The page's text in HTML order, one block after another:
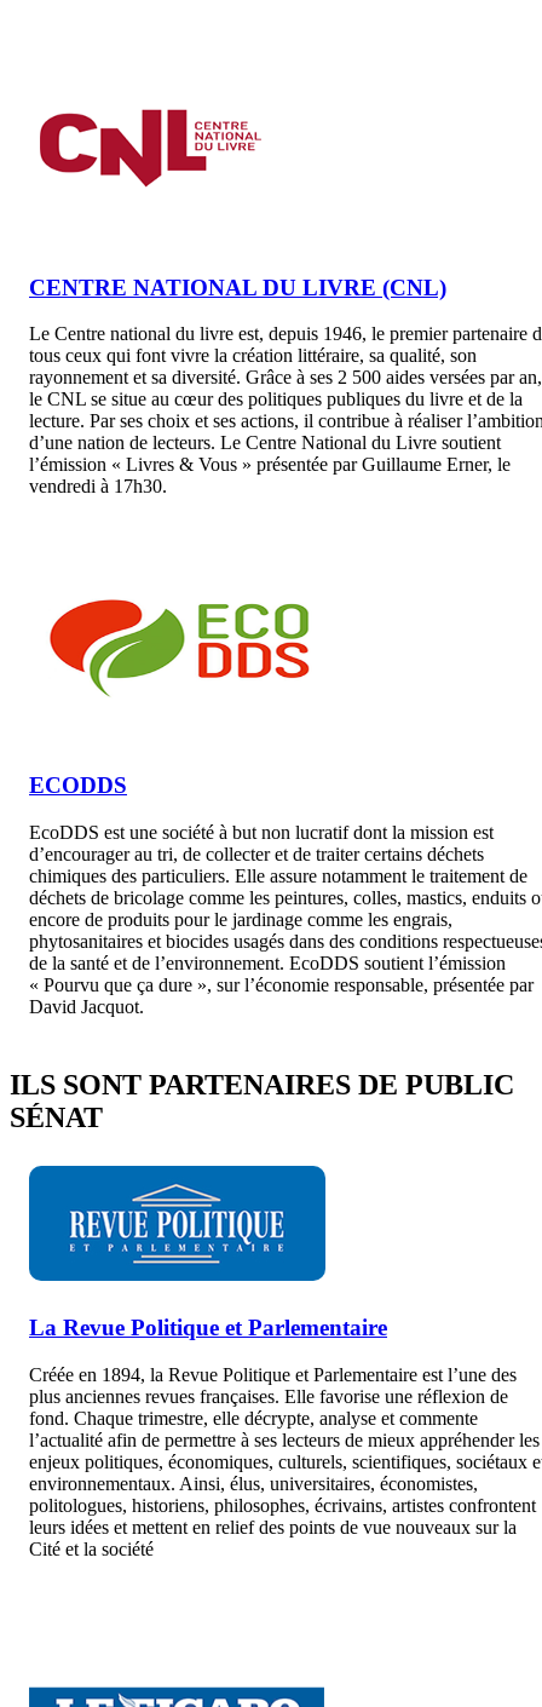
CENTRE NATIONAL DU LIVRE (CNL)
Le Centre national du livre est, depuis 1946, le premier partenaire
tous ceux qui font vivre la création littéraire, sa qualité, son
rayonnement et sa diversité. Grâce à ses 2 500 aides versées par an,
le CNL se situe au cœur des politiques publiques du livre et de la
lecture. Par ses choix et ses actions, il contribue à réaliser
d’une nation de lecteurs. Le Centre National du Livre soutient
l’émission « Livres & Vous » présentée par Guillaume Erner, le
vendredi à 17h30.
ECODDS
EcoDDS est une société à but non lucratif dont la mission est
d’encourager au tri, de collecter et de traiter certains déchets
chimiques des particuliers. Elle assure notamment le traitement de
déchets de bricolage comme les peintures, colles, mastics, enduits
encore de produits pour le jardinage comme les engrais,
phytosanitaires et biocides usagés dans des conditions
de la santé et de l’environnement. EcoDDS soutient l’émission
« Pourvu que ça dure », sur l’économie responsable, présentée par
David Jacquot.
ILS SONT PARTENAIRES DE PUBLIC
SÉNAT
La Revue Politique et Parlementaire
Créée en 1894, la Revue Politique et Parlementaire est l’une des
plus anciennes revues françaises. Elle favorise une réflexion de
fond. Chaque trimestre, elle décrypte, analyse et commente
l’actualité afin de permettre à ses lecteurs de mieux appréhender les
enjeux politiques, économiques, culturels, scientifiques, sociétaux
environnementaux. Ainsi, élus, universitaires, économistes,
politologues, historiens, philosophes, écrivains, artistes confrontent
leurs idées et mettent en relief des points de vue nouveaux sur la
Cité et la société